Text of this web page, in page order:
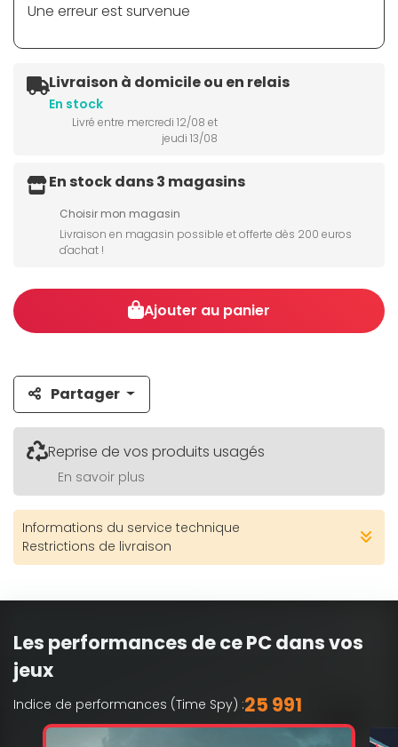
Une erreur est survenue
Livraison à domicile ou en relais
En stock
Livré entre mercredi 12/08 et
jeudi 13/08
En stock dans 3 magasins
Choisir mon magasin
Livraison en magasin possible et offerte dès 200 euros
d'achat !
Ajouter au panier
Partager
Reprise de vos produits usagés
En savoir plus
Informations du service technique
Restrictions de livraison
Les performances de ce PC dans vos
jeux
Indice de performances (Time Spy) :25 991